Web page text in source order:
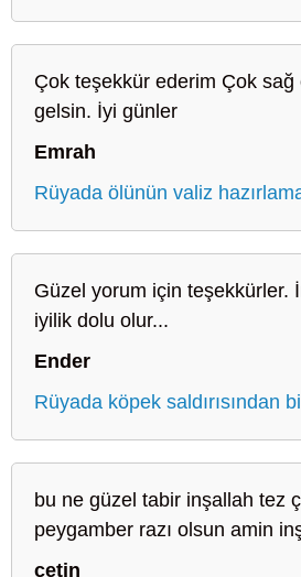
Çok teşekkür ederim Çok sağ
gelsin. İyi günler
Emrah
Rüyada ölünün valiz
Güzel yorum için teşekkürler.
iyilik dolu olur...
Ender
Rüyada köpek saldırısından
bu ne güzel tabir inşallah tez
peygamber razı olsun amin
çetin